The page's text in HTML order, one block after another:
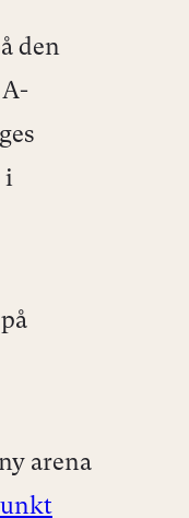
den
i
arena